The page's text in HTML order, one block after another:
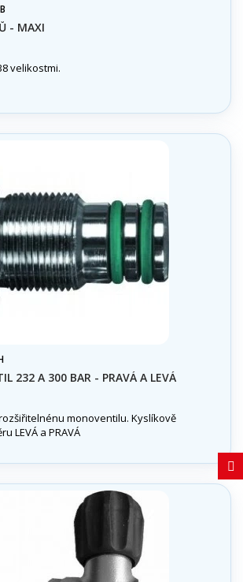
- MAXI
velikostmi.
232 A 300 BAR - PRAVÁ A LEVÁ
monoventilu. Kyslíkově
LEVÁ a PRAVÁ